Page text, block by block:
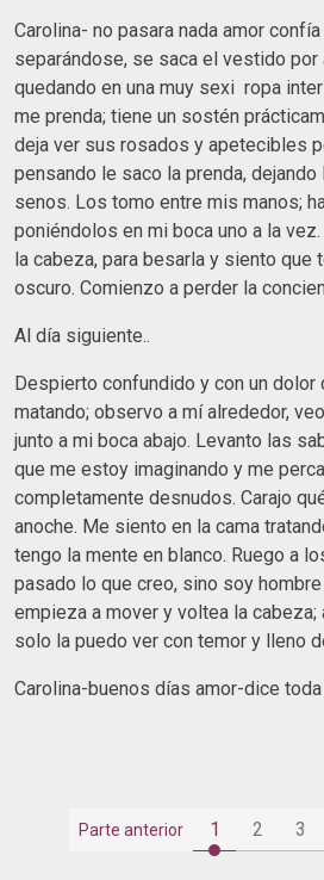
Carolina- no pasara nada amor
separándose, se saca el vestido por
quedando en una muy sexi ropa
me prenda; tiene un sostén
deja ver sus rosados y apetecibles
pensando le saco la prenda,
senos. Los tomo entre mis manos;
poniéndolos en mi boca uno a la
la cabeza, para besarla y siento que
oscuro. Comienzo a perder la
Al día siguiente..
Despierto confundido y con un dolor
matando; observo a mí alrededor,
junto a mi boca abajo. Levanto las
que me estoy imaginando y me
completamente desnudos. Carajo
anoche. Me siento en la cama
tengo la mente en blanco. Ruego a
pasado lo que creo, sino soy
empieza a mover y voltea la cabeza;
solo la puedo ver con temor y lleno
Carolina-buenos días amor-dice
Parte anterior 1 2 3